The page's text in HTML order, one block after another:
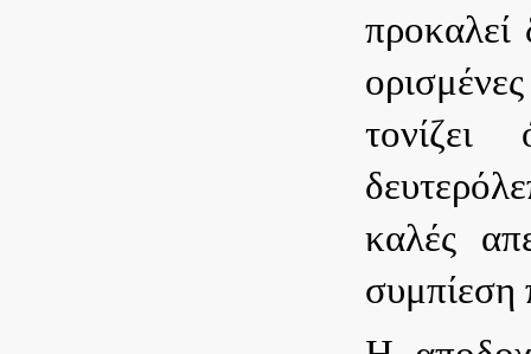
προκαλεί
καλές
συμπίεση